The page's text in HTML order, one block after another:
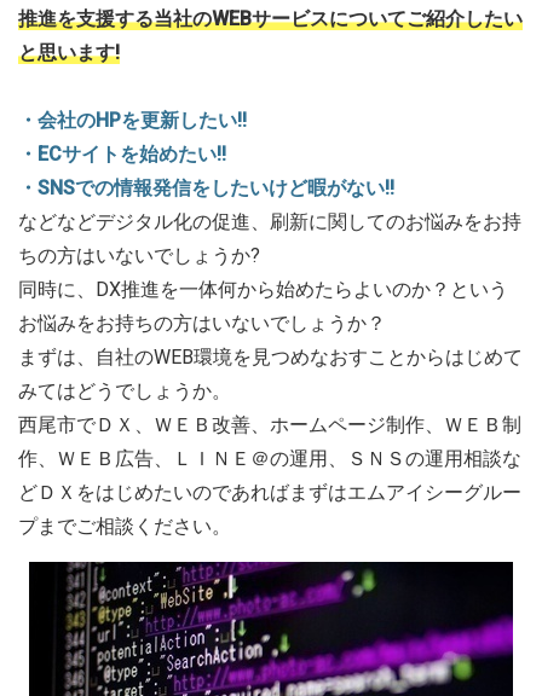
推進を支援する当社のWEBサービスについてご紹介したい
と思います!
・会社のHPを更新したい!!
・ECサイトを始めたい!!
・SNSでの情報発信をしたいけど暇がない!!
などなどデジタル化の促進、刷新に関してのお悩みをお持
ちの方はいないでしょうか?
同時に、DX推進を一体何から始めたらよいのか？という
お悩みをお持ちの方はいないでしょうか？
まずは、自社のWEB環境を見つめなおすことからはじめて
みてはどうでしょうか。
西尾市でＤＸ、ＷＥＢ改善、ホームページ制作、ＷＥＢ制
作、ＷＥＢ広告、ＬＩＮＥ＠の運用、ＳＮＳの運用相談な
どＤＸをはじめたいのであればまずはエムアイシーグルー
プまでご相談ください。